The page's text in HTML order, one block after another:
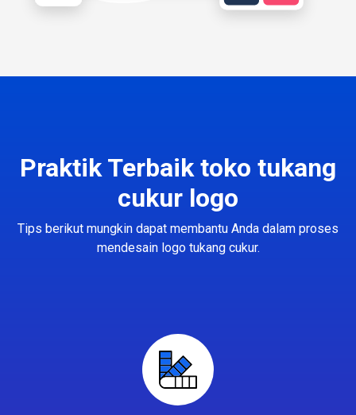
Praktik Terbaik toko tukang
cukur logo
Tips berikut mungkin dapat membantu Anda dalam proses
mendesain logo tukang cukur.